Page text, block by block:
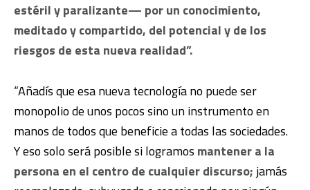
estéril y paralizante— por un conocimiento,
meditado y compartido, del potencial y de los
riesgos de esta nueva realidad”.
“Añadís que esa nueva tecnología no puede ser
monopolio de unos pocos sino un instrumento en
manos de todos que beneficie a todas las sociedades.
Y eso solo será posible si logramos mantener a la
persona en el centro de cualquier discurso; jamás